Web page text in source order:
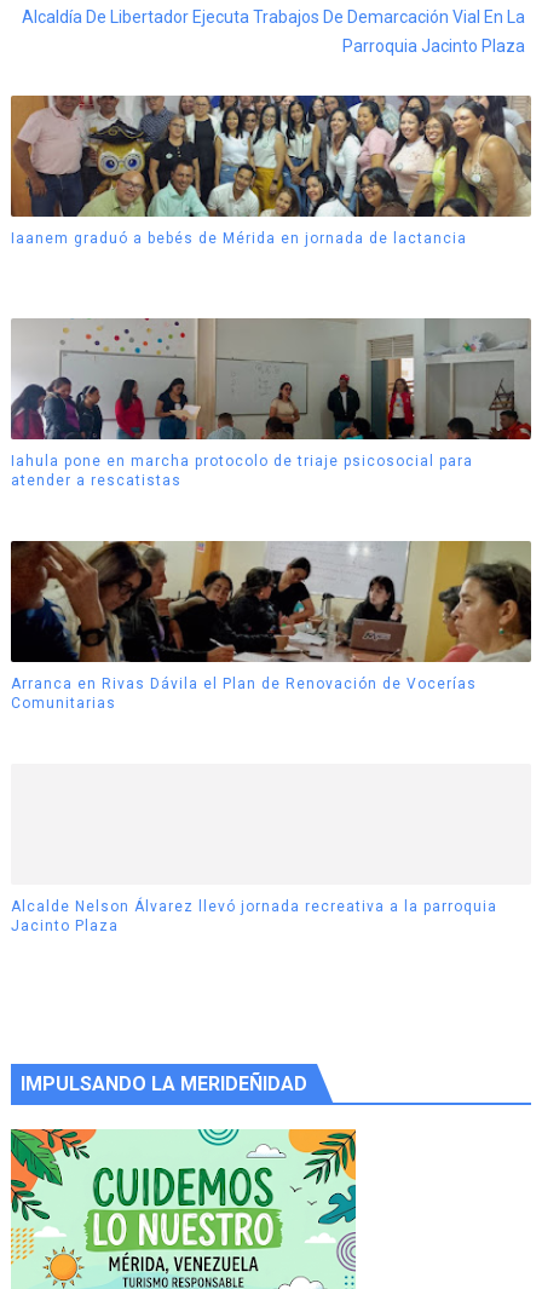
Alcaldía De Libertador Ejecuta Trabajos De Demarcación Vial En La
Parroquia Jacinto Plaza
Iaanem graduó a bebés de Mérida en jornada de lactancia
Iahula pone en marcha protocolo de triaje psicosocial para
atender a rescatistas
Arranca en Rivas Dávila el Plan de Renovación de Vocerías
Comunitarias
Alcalde Nelson Álvarez llevó jornada recreativa a la parroquia
Jacinto Plaza
IMPULSANDO LA MERIDEÑIDAD